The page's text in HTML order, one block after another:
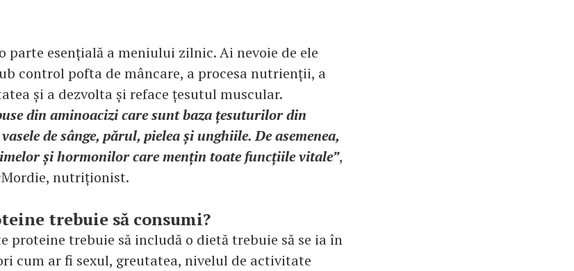
parte esențială a meniului zilnic. Ai nevoie de ele
control pofta de mâncare, a procesa nutrienții, a
și a dezvolta și reface țesutul muscular.
din aminoacizi care sunt baza țesuturilor din
de sânge, părul, pielea și unghiile. De asemenea,
și hormonilor care mențin toate funcțiile vitale”,
nutriționist.
trebuie să consumi?
proteine trebuie să includă o dietă trebuie să se ia în
cum ar fi sexul, greutatea, nivelul de activitate